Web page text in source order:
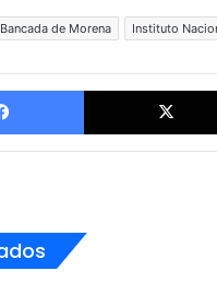
Bancada de Morena Instituto
Facebook